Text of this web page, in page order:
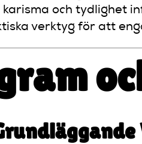
karisma och tydlighet
verktyg för att